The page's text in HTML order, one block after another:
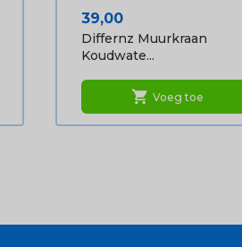
Prijs
39,00
Differnz Muurkraan
Koudwate...
shopping_cart Voeg toe